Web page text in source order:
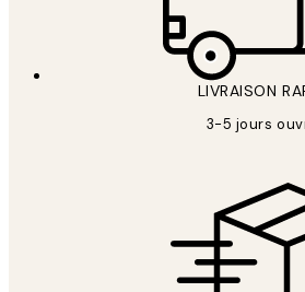
LIVRAISON
3-5 jours